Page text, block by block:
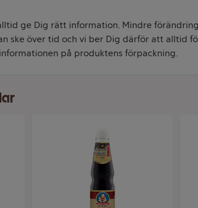
ge Dig rätt information. Mindre
ske över tid och vi ber Dig därför att alltid
på produktens förpackning.